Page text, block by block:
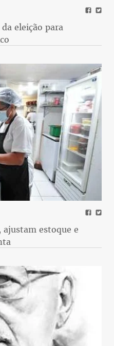
eleição para
estoque e